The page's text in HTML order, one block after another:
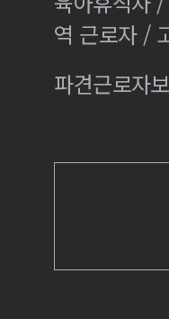
역 근로자 /
파견근로자